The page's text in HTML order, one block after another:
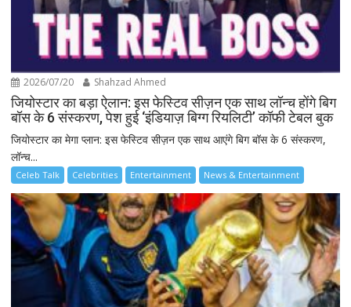
2026/07/20 Shahzad Ahmed
जियोस्टार का बड़ा ऐलान: इस फेस्टिव सीज़न एक साथ लॉन्च होंगे बिग
बॉस के 6 संस्करण, पेश हुई ‘इंडियाज़ बिग्ग रियलिटी’ कॉफी टेबल बुक
जियोस्टार का मेगा प्लान: इस फेस्टिव सीज़न एक साथ आएंगे बिग बॉस के 6 संस्करण,
लॉन्च...
Celeb Talk Celebrities Entertainment News & Entertainment